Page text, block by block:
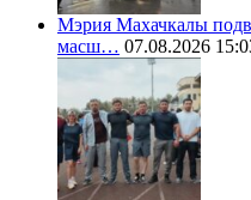
Мэрия Махачкалы
масш… 07.08.2026